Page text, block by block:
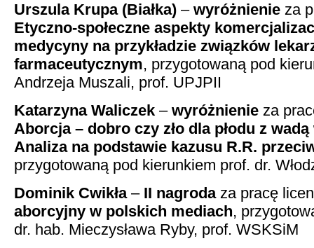
Urszula Krupa (Białka) – wyróżnienie za
Etyczno-społeczne aspekty
medycyny na przykładzie związków
farmaceutycznym, przygotowaną pod
Andrzeja Muszali, prof. UPJPII
Katarzyna Waliczek – wyróżnienie za
Aborcja – dobro czy zło dla płodu z
Analiza na podstawie kazusu R.R.
przygotowaną pod kierunkiem prof. dr.
Dominik Cwikła– II nagrodaza pracę
aborcyjny w polskich mediach,
dr. hab. Mieczysława Ryby, prof. WSKSiM